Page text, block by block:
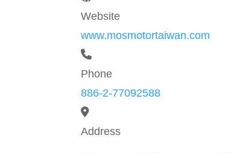
Website
www.mosmotortaiwan.com
Phone
886-2-77092588
Address